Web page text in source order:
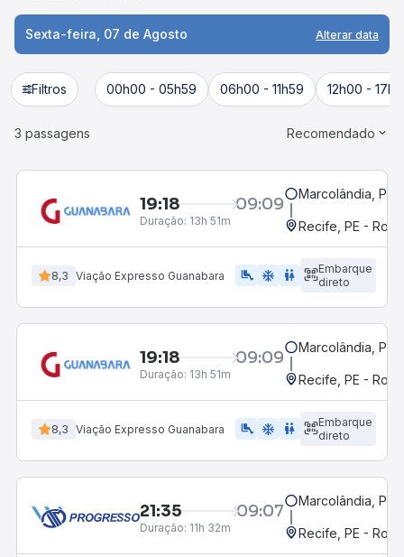
Sexta-feira, 07 de Agosto Alterar data
Filtros 00h00 - 05h59 06h00 - 11h59 12h00 -
3 passagens Recomendado
19:18 09:09
Duração: 13h 51m
Marcolândia, PI
Recife, PE -
8,3 Viação Expresso Guanabara airline_seat_legroom_extra ac_unit WC
Embarque
direto
19:18 09:09
Duração: 13h 51m
Marcolândia, PI
Recife, PE -
8,3 Viação Expresso Guanabara airline_seat_legroom_extra ac_unit wc
Embarque
direto
21:35 09:07
Duração: 11h 32m
Marcolândia, PI
Recife, PE -